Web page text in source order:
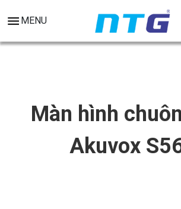
MENU
Màn hình
Akuvox